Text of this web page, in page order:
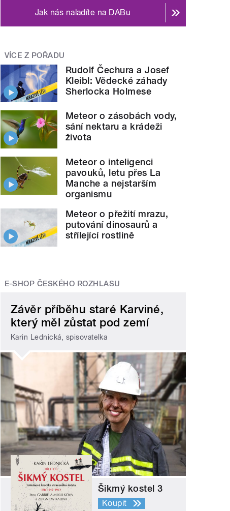
Jak nás naladíte na DABu
VÍCE Z POŘADU
Rudolf Čechura a Josef
Kleibl: Vědecké záhady
Sherlocka Holmese
Meteor o zásobách vody,
sání nektaru a krádeži
života
Meteor o inteligenci
pavouků, letu přes La
Manche a nejstarším
organismu
Meteor o přežití mrazu,
putování dinosaurů a
střílející rostlině
E-SHOP ČESKÉHO ROZHLASU
Závěr příběhu staré Karviné,
který měl zůstat pod zemí
Karin Lednická, spisovatelka
Šikmý kostel 3
Koupit